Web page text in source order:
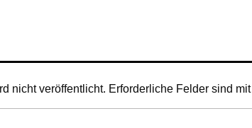
nicht veröffentlicht. Erforderliche Felder sind mit